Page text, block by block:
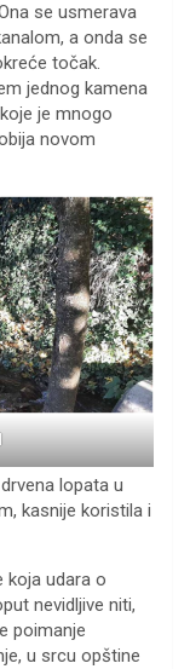
se usmerava
a onda se
točak.
jednog kamena
je mnogo
novom
lopata u
kasnije koristila i
koja udara o
nevidljive niti,
poimanje
u srcu opštine